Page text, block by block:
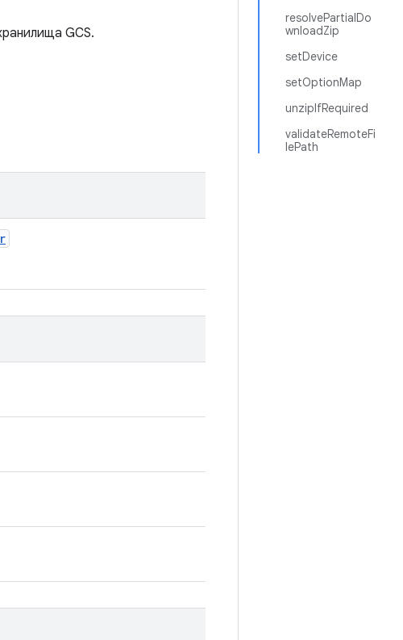
resolvePartialDo
wnloadZip
setDevice
setOptionMap
unzipIfRequired
validateRemoteFi
lePath
GCS.